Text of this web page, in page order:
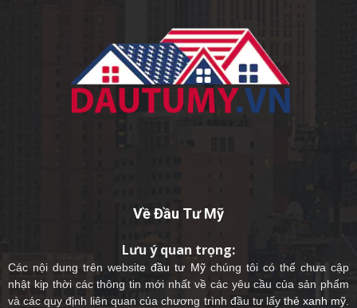
Về Đầu Tư Mỹ
Lưu ý quan trọng:
Các nội dung trên websiteđầu tư Mỹchúng tôi có thể chưa cập
nhật kịp thời các thông tin mới nhất về các yêu cầu của sản phẩm
và các quy định liên quan của chương trình đầu tư lấy thẻ xanh mỹ